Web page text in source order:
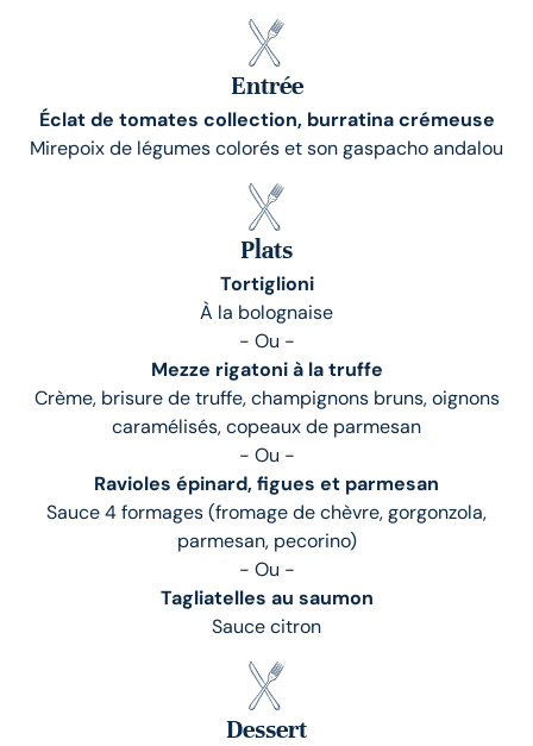
Entrée
Éclat de tomates collection, burratina crémeuse
Mirepoix de légumes colorés et son gaspacho andalou
Plats
Tortiglioni
À la bolognaise
- Ou -
Mezze rigatoni à la truffe
Crème, brisure de truffe, champignons bruns, oignons
caramélisés, copeaux de parmesan
- Ou -
Ravioles épinard, figues et parmesan
Sauce 4 formages (fromage de chèvre, gorgonzola,
parmesan, pecorino)
- Ou -
Tagliatelles au saumon
Sauce citron
Dessert